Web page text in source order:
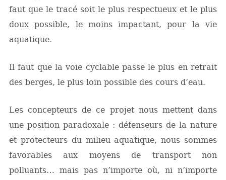
faut que le tracé soit le plus respectueux et le plus
doux possible, le moins impactant, pour la vie
aquatique.
Il faut que la voie cyclable passe le plus en retrait
des berges, le plus loin possible des cours d’eau.
Les concepteurs de ce projet nous mettent dans
une position paradoxale : défenseurs de la nature
et protecteurs du milieu aquatique, nous sommes
favorables aux moyens de transport non
polluants… mais pas n’importe où, ni n’importe